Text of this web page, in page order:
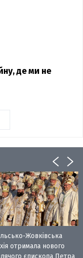
де ми не
Жовківська
отримала нового
єпископа Петра